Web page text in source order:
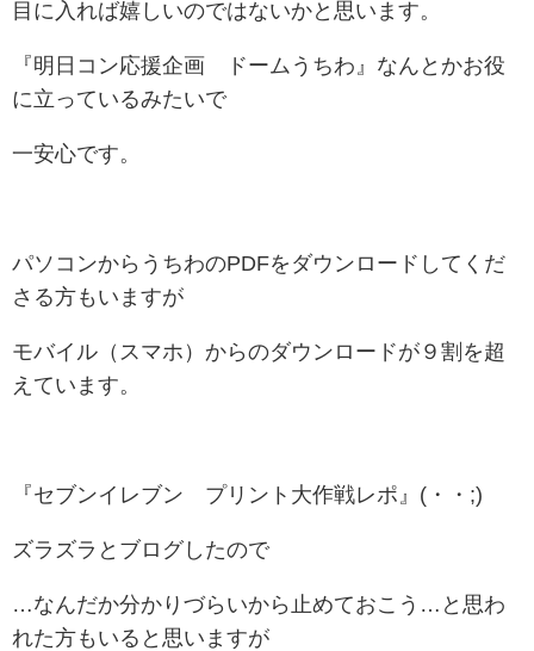
目に入れば嬉しいのではないかと思います。
『明日コン応援企画 ドームうちわ』なんとかお役
に立っているみたいで
一安心です。
パソコンからうちわのPDFをダウンロードしてくだ
さる方もいますが
モバイル（スマホ）からのダウンロードが９割を超
えています。
『セブンイレブン プリント大作戦レポ』(・・;)
ズラズラとブログしたので
…なんだか分かりづらいから止めておこう…と思わ
れた方もいると思いますが